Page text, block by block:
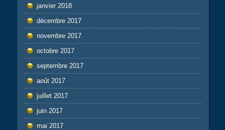
janvier 2018
décembre 2017
novembre 2017
octobre 2017
septembre 2017
août 2017
juillet 2017
juin 2017
mai 2017